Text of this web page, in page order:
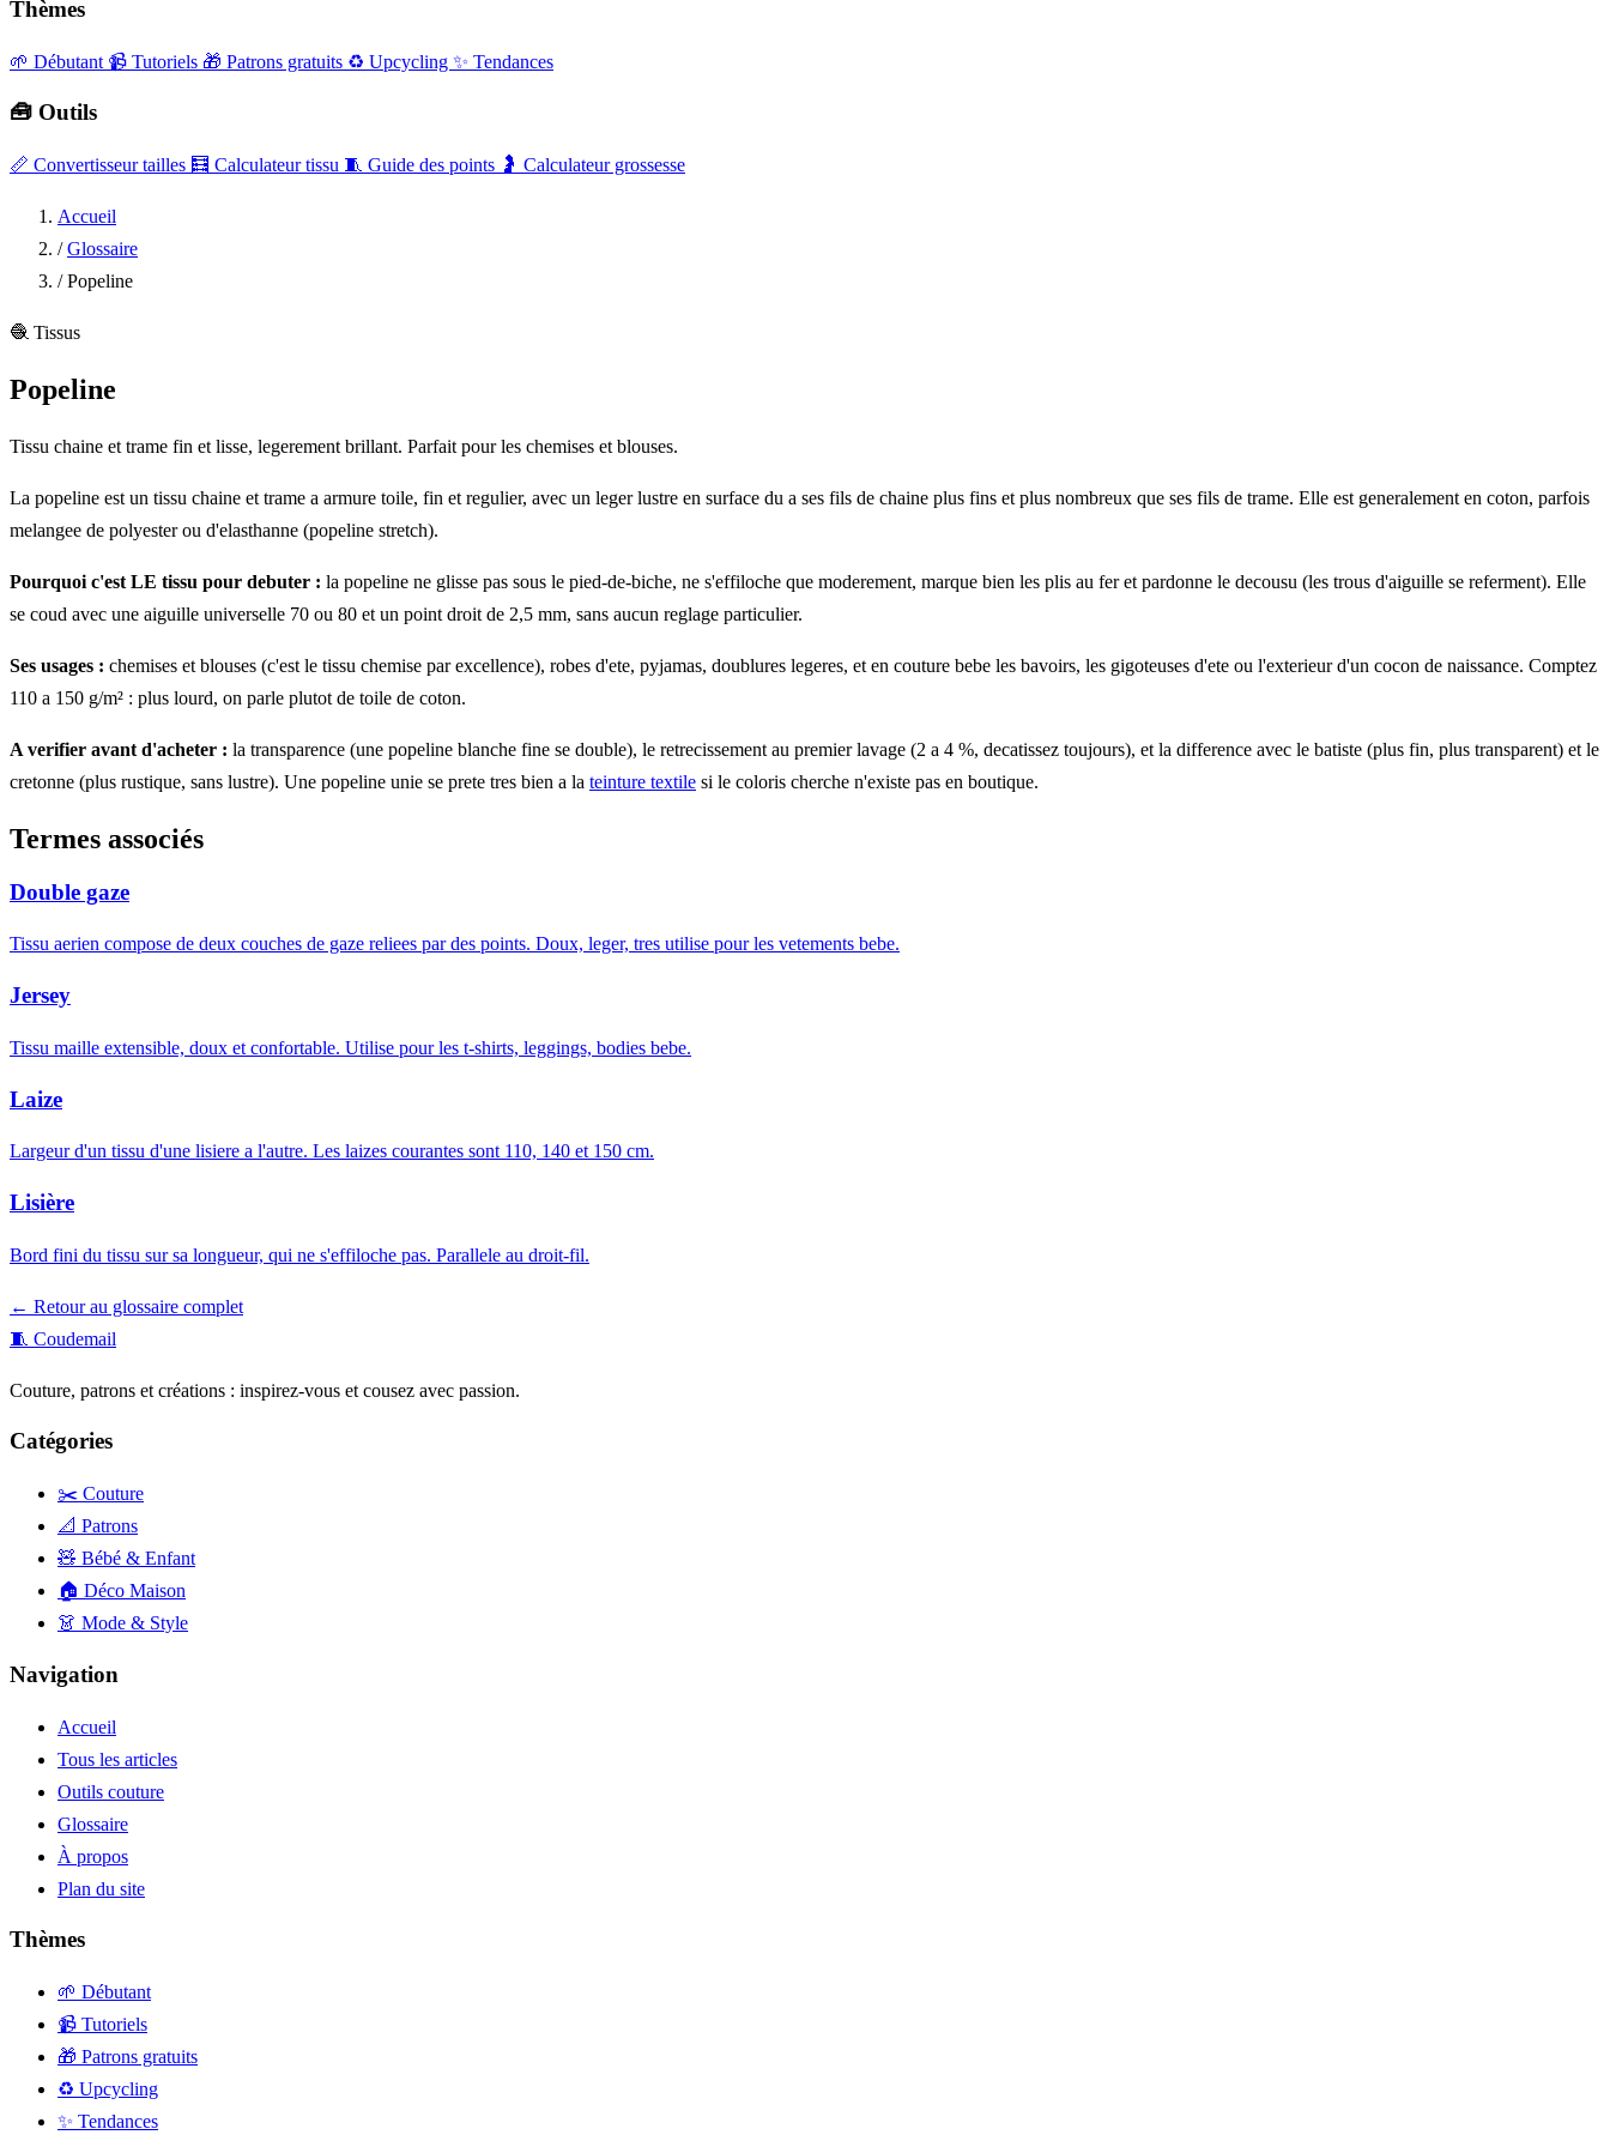
Thèmes
🌱 Débutant 📹 Tutoriels 🎁 Patrons gratuits ♻️ Upcycling ✨ Tendances
🧰 Outils
📏 Convertisseur tailles 🧮 Calculateur tissu 🧵 Guide des points 🤰 Calculateur grossesse
Accueil
/ Glossaire
/ Popeline
🧶 Tissus
Popeline
Tissu chaine et trame fin et lisse, legerement brillant. Parfait pour les chemises et blouses.
La popeline est un tissu chaine et trame a armure toile, fin et regulier, avec un leger lustre en surface du a ses fils de chaine plus fins et plus nombreux que ses fils de trame. Elle est generalement en coton, parfois
melangee de polyester ou d'elasthanne (popeline stretch).
Pourquoi c'est LE tissu pour debuter : la popeline ne glisse pas sous le pied-de-biche, ne s'effiloche que moderement, marque bien les plis au fer et pardonne le decousu (les trous d'aiguille se referment). Elle
se coud avec une aiguille universelle 70 ou 80 et un point droit de 2,5 mm, sans aucun reglage particulier.
Ses usages : chemises et blouses (c'est le tissu chemise par excellence), robes d'ete, pyjamas, doublures legeres, et en couture bebe les bavoirs, les gigoteuses d'ete ou l'exterieur d'un cocon de naissance. Comptez
110 a 150 g/m² : plus lourd, on parle plutot de toile de coton.
A verifier avant d'acheter : la transparence (une popeline blanche fine se double), le retrecissement au premier lavage (2 a 4 %, decatissez toujours), et la difference avec le batiste (plus fin, plus transparent) et le
cretonne (plus rustique, sans lustre). Une popeline unie se prete tres bien a la teinture textile si le coloris cherche n'existe pas en boutique.
Termes associés
Double gaze
Tissu aerien compose de deux couches de gaze reliees par des points. Doux, leger, tres utilise pour les vetements bebe.
Jersey
Tissu maille extensible, doux et confortable. Utilise pour les t-shirts, leggings, bodies bebe.
Laize
Largeur d'un tissu d'une lisiere a l'autre. Les laizes courantes sont 110, 140 et 150 cm.
Lisière
Bord fini du tissu sur sa longueur, qui ne s'effiloche pas. Parallele au droit-fil.
← Retour au glossaire complet
🧵 Coudemail
Couture, patrons et créations : inspirez-vous et cousez avec passion.
Catégories
✂️ Couture
📐 Patrons
🧸 Bébé & Enfant
🏠 Déco Maison
👗 Mode & Style
Navigation
Accueil
Tous les articles
Outils couture
Glossaire
À propos
Plan du site
Thèmes
🌱 Débutant
📹 Tutoriels
🎁 Patrons gratuits
♻️ Upcycling
✨ Tendances